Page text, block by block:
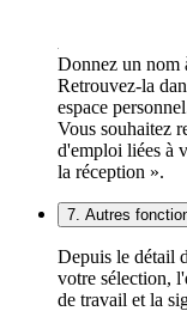
Donnez un nom
Retrouvez-la
espace
Vous souhaitez
d'emploi liées à
la réception ».
7. Autres
Depuis le détail
votre sélection,
de travail et la